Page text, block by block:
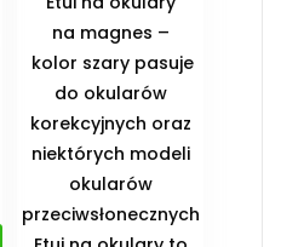
na magnes –
kolor szary pasuje
do okularów
korekcyjnych oraz
niektórych modeli
okularów
przeciwsłonecznych